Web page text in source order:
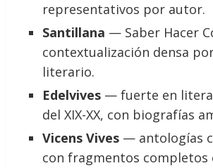
representativos por autor.
Santillana — Saber Hacer
contextualización densa
literario.
Edelvives — fuerte en
del XIX-XX, con biografías
Vicens Vives — antologías
con fragmentos completos